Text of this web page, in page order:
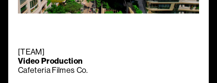
[TEAM]
Video Production
Cafeteria Filmes Co.